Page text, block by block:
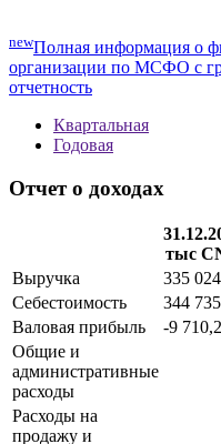
newПолная информация о
организации по МСФО с
отчетность
Квартальная
Годовая
Отчет о доходах
тыс
Выручка
335
Себестоимость
344 735
Валовая прибыль
-9
Общие и
административные
расходы
Расходы на
продажу и